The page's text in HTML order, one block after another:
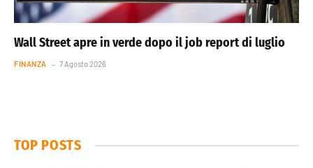
Wall Street apre in verde dopo il job report di luglio
FINANZA 7 Agosto 2026
TOP POSTS